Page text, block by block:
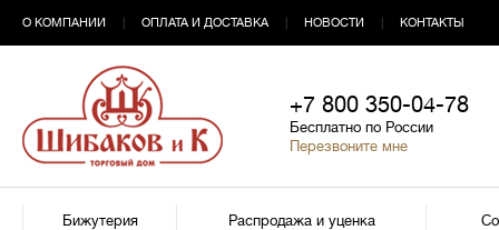
О КОМПАНИИ ОПЛАТА И ДОСТАВКА НОВОСТИ КОНТАКТЫ
+7 800 350-04-78
Бесплатно по России
Перезвоните мне
Бижутерия Распродажа и уценка